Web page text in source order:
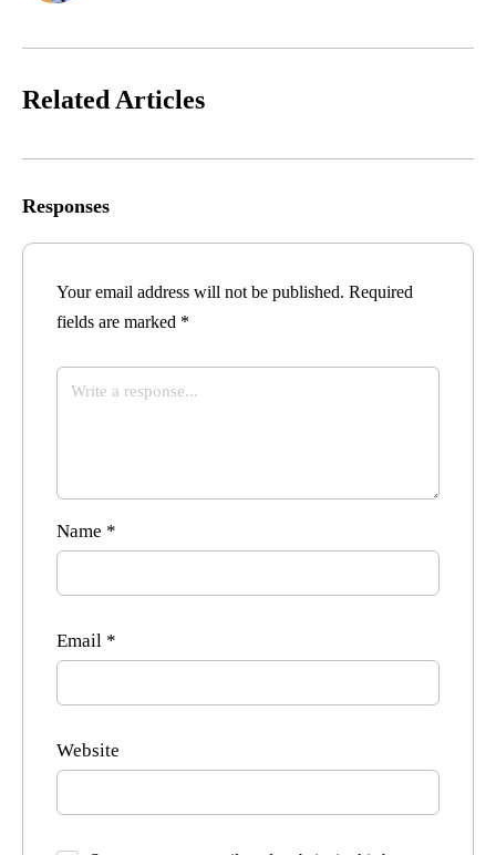
Related Articles
Responses
Your email address will not be published. Required
fields are marked *
Name *
Email *
Website